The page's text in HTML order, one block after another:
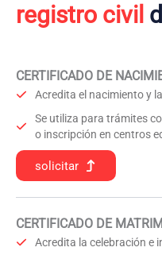
registro civil
CERTIFICADO DE
Acredita el nacimiento y
Se utiliza para trámites
o inscripción en centros
solicitar
CERTIFICADO DE
Acredita la celebración e